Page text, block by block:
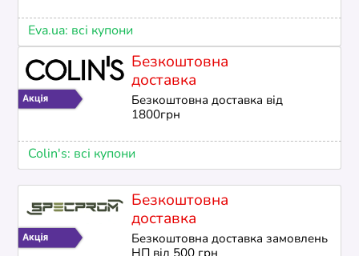
Eva.ua: всі купони
Безкоштовна
доставка
Безкоштовна доставка від
1800грн
Colin's: всі купони
Безкоштовна
доставка
Безкоштовна доставка замовлень